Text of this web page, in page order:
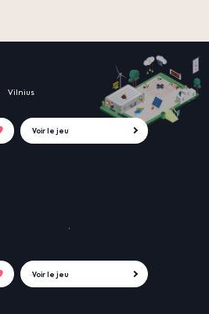
Vilnius
Voir le jeu
Voir le jeu